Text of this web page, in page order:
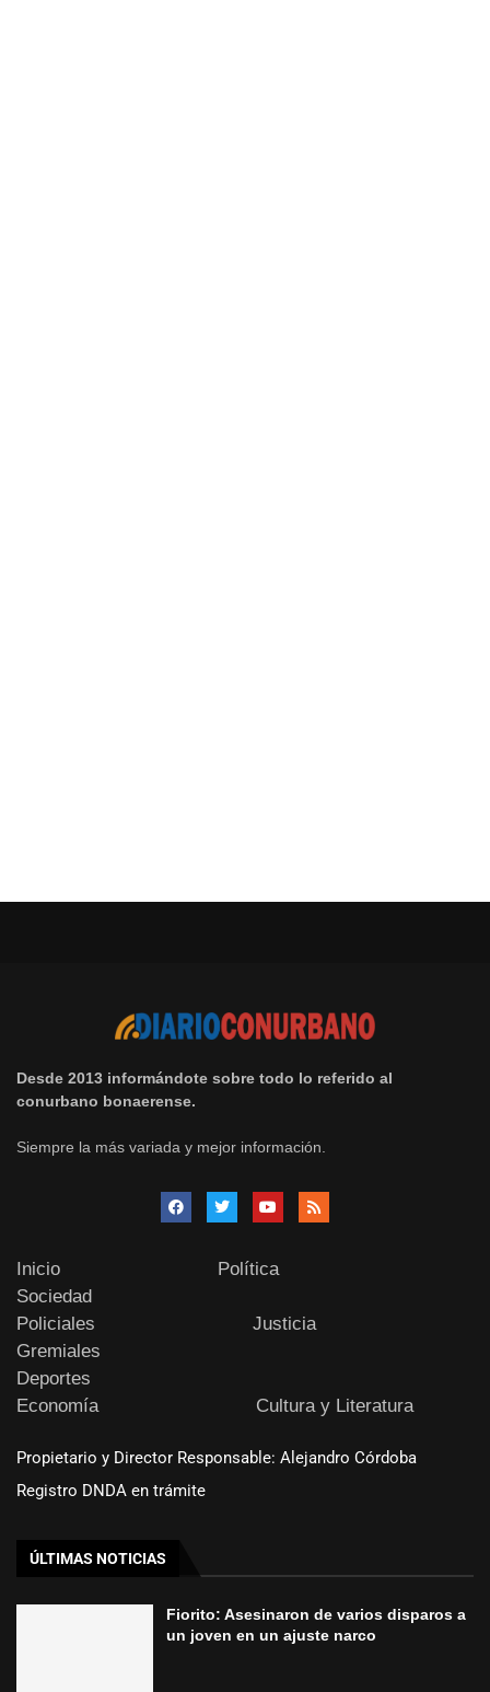
Desde 2013 informándote sobre todo lo referido al
conurbano bonaerense.
Siempre la más variada y mejor información.
Inicio
Política
Sociedad
Policiales
Justicia
Gremiales
Deportes
Economía
Cultura y Literatura
Propietario y Director Responsable: Alejandro Córdoba
Registro DNDA en trámite
ÚLTIMAS NOTICIAS
Fiorito: Asesinaron de varios disparos a
un joven en un ajuste narco